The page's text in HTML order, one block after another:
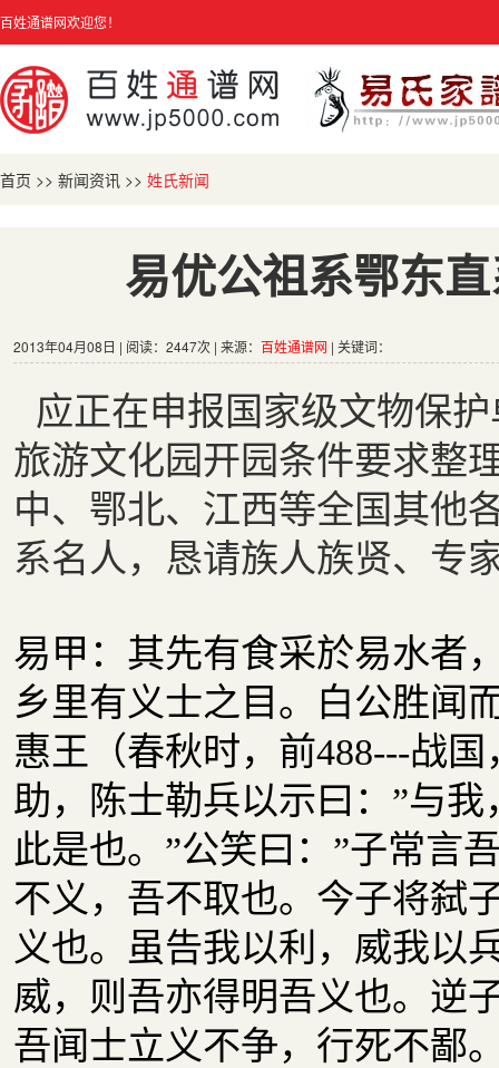
百姓通谱网欢迎您！
首页 >> 新闻资讯 >> 姓氏新闻
易优公祖系鄂东
2013年04月08日 | 阅读：2447次 | 来源： 百姓通谱网 | 关键词：
应正在申报国家级文物保
旅游文化园开园条件要求整
中、鄂北、江西等全国其他
系名人，恳请族人族贤、专
易甲：其先有食采於易水者
乡里有义士之目。白公胜闻
惠王（春秋时，前488---战
助，陈士勒兵以示曰：”与
此是也。”公笑曰：”子常言
不义，吾不取也。今子将弑
义也。虽告我以利，威我以
威，则吾亦得明吾义也。逆
吾闻士立义不争，行死不鄙